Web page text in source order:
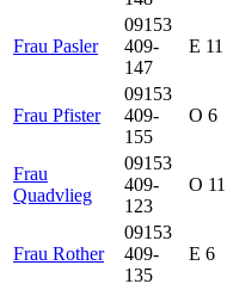
Frau Pasler
09153
409-
147
E 11
Frau Pfister
09153
409-
155
O 6
Frau
Quadvlieg
09153
409-
123
O 11
Frau Rother
09153
409-
135
E 6